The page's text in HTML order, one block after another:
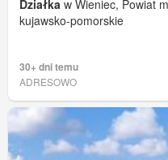
Działka w Wieniec, Powiat
kujawsko-pomorskie
30+ dni temu
ADRESOWO